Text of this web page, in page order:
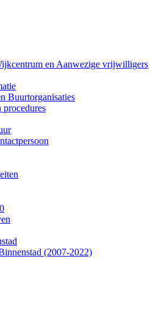
en Aanwezige vrijwilligers
Buurtorganisaties
(2007-2022)